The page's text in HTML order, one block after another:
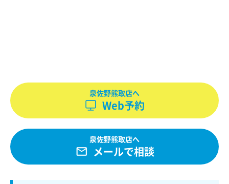
泉佐野熊取店へ
Web予約
泉佐野熊取店へ
メールで相談